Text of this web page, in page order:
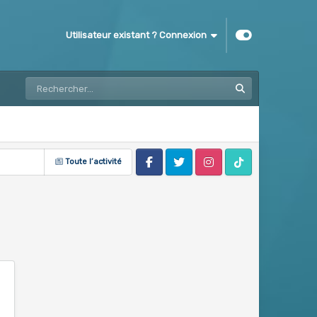
Utilisateur existant ? Connexion
Toute l’activité
FacebookTwitter InstagramTik Tok